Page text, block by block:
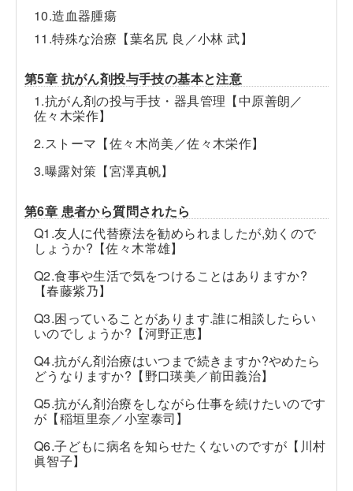
10.造血器腫瘍
11.特殊な治療【葉名尻 良／小林 武】
第5章 抗がん剤投与手技の基本と注意
1.抗がん剤の投与手技・器具管理【中原善朗／
佐々木栄作】
2.ストーマ【佐々木尚美／佐々木栄作】
3.曝露対策【宮澤真帆】
第6章 患者から質問されたら
Q1.友人に代替療法を勧められましたが,効くので
しょうか?【佐々木常雄】
Q2.食事や生活で気をつけることはありますか?
【春藤紫乃】
Q3.困っていることがあります.誰に相談したらい
いのでしょうか?【河野正恵】
Q4.抗がん剤治療はいつまで続きますか?やめたら
どうなりますか?【野口瑛美／前田義治】
Q5.抗がん剤治療をしながら仕事を続けたいのです
が【稲垣里奈／小室泰司】
Q6.子どもに病名を知らせたくないのですが【川村
眞智子】